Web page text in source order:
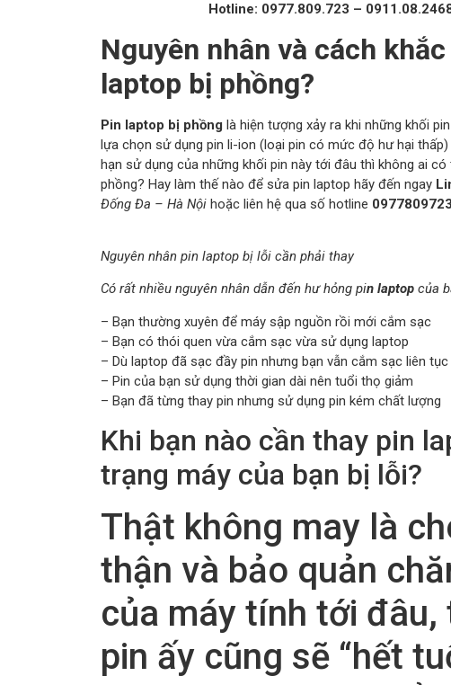
Hotline: 0977.809.723 –
Nguyên nhân và cách
laptop bị phồng?
Pin laptop bị phồng là hiện tượng xảy ra khi những khối
lựa chọn sử dụng pin li-ion (loại pin có mức độ hư hại
hạn sử dụng của những khối pin này tới đâu thì không ai
phồng? Hay làm thế nào để sửa pin laptop hãy đến ngay
Đống Đa – Hà Nội hoặc liên hệ qua số hotline 0977809723
Nguyên nhân pin laptop bị lỗi cần phải thay
Có rất nhiều nguyên nhân dẫn đến hư hỏng pin laptop của
– Bạn thường xuyên để máy sập nguồn rồi mới cắm sạc
– Bạn có thói quen vừa cắm sạc vừa sử dụng laptop
– Dù laptop đã sạc đầy pin nhưng bạn vẫn cắm sạc liên
– Pin của bạn sử dụng thời gian dài nên tuổi thọ giảm
– Bạn đã từng thay pin nhưng sử dụng pin kém chất lượng
Khi bạn nào cần thay pin
trạng máy của bạn bị lỗi?
Thật không may là
thận và bảo quản
của máy tính tới
pin ấy cũng sẽ “hết